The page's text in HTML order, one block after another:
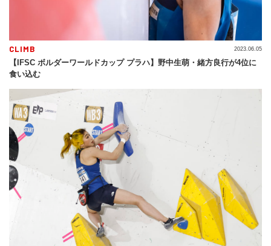
CLIMB
【IFSC ボルダーワールドカップ プラハ】野中生萌・緒方良行が4位に
食い込む
2023.06.05